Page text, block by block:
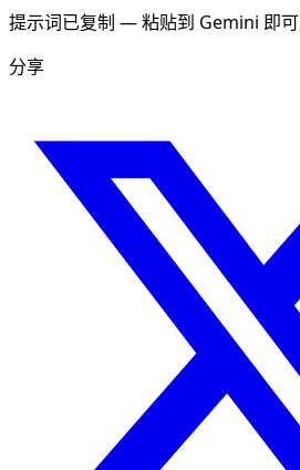
提示词已复制 — 粘贴到 Gemini 即可
分享